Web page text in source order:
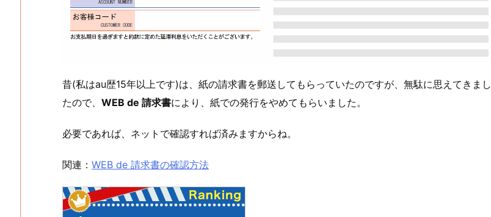
昔(私はau歴15年以上です)は、紙の請求書を郵送してもらっていたのですが、無駄に思えてきまし
たので、 WEB de 請求書により、紙での発行をやめてもらいました。
必要であれば、ネットで確認すれば済みますからね。
関連： WEB de 請求書の確認方法